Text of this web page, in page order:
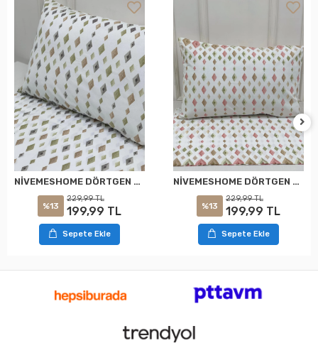
NİVEMESHOME DÖRTGEN MODEL DESENLİ 2 Lİ YASTIK KILIFI KAPAKLI 50X70
%13
229,99 TL
199,99 TL
Sepete Ekle
NİVEMESHOME DÖRTGEN MODEL DESENLİ 2 Lİ YASTIK KILIFI KAPAKLI 50X70
%13
229,99 TL
199,99 TL
Sepete Ekle